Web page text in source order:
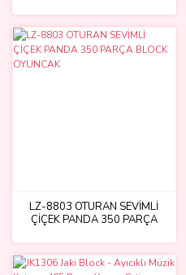
LZ-8803 OTURAN SEVİMLİ
ÇİÇEK PANDA 350 PARÇA